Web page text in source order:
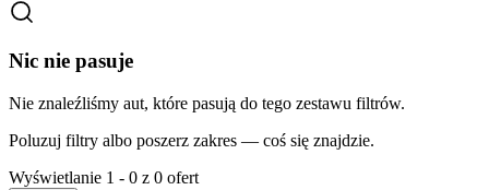
Nic nie pasuje
Nie znaleźliśmy aut, które pasują do tego zestawu filtrów.
Poluzuj filtry albo poszerz zakres — coś się znajdzie.
Wyświetlanie 1 - 0 z 0 ofert